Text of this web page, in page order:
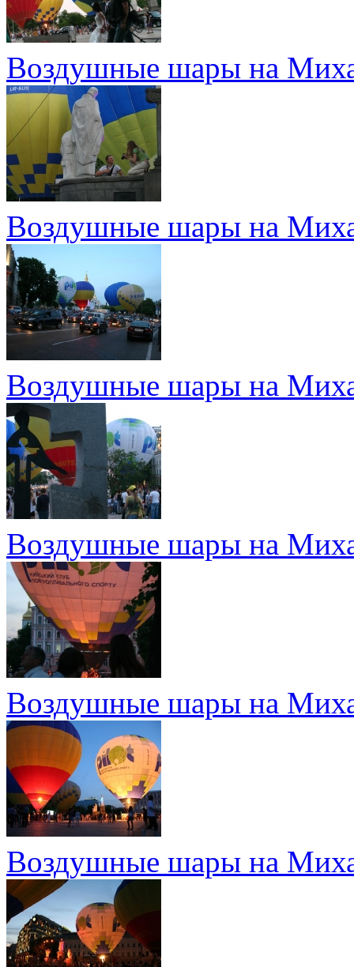
Воздушные шары на
Воздушные шары на
Воздушные шары на
Воздушные шары на
Воздушные шары на
Воздушные шары на